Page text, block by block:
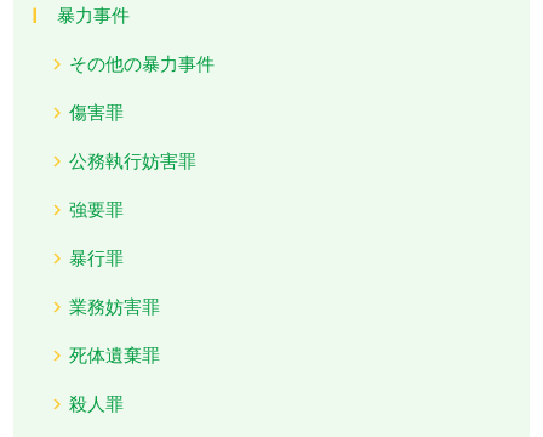
暴力事件
その他の暴力事件
傷害罪
公務執行妨害罪
強要罪
暴行罪
業務妨害罪
死体遺棄罪
殺人罪